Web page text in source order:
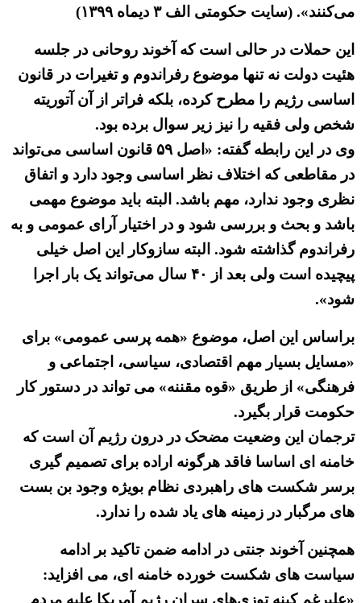
می‌کنند». (سایت حکومتی الف ۳ دیماه ۱۳۹۹)
این حملات در حالی است که آخوند روحانی در جلسه
هئیت دولت نه تنها موضوع رفراندوم و تغیرات در قانون
اساسی رژیم را مطرح کرده، بلکه فراتر از آن آتوریته
شخص ولی فقیه را نیز زیر سوال برده بود.
وی در این رابطه گفته: «اصل ۵۹ قانون اساسی می‌تواند
در مقاطعی که اختلاف نظر اساسی وجود دارد و اتفاق
نظری وجود ندارد، مهم باشد. البته باید موضوع مهمی
باشد و بحث و بررسی شود و در اختیار آرای عمومی و به
رفراندوم گذاشته شود. البته سازوکار این اصل خیلی
پیچیده است ولی بعد از ۴۰ سال می‌تواند یک بار اجرا
شود».
براساس این اصل، موضوع «همه پرسی عمومی» برای
«مسایل بسیار مهم اقتصادی، سیاسی، اجتماعی و
فرهنگی» از طریق «قوه مقننه» می تواند در دستور کار
حکومت قرار بگیرد.
ترجمان این وضعیت مضحک در درون رژیم آن است که
خامنه ای اساسا فاقد هرگونه اراده برای تصمیم گیری
برسر شکست های راهبردی نظام بویژه وجود بن بست
های مرگبار در زمینه های یاد شده را ندارد.
همچنین آخوند جنتی در ادامه ضمن تاکید بر ادامه
سیاست های شکست خورده خامنه ای، می افزاید:
«علیرغم کینه توزی‌های سران رژیم آمریکا علیه مردم